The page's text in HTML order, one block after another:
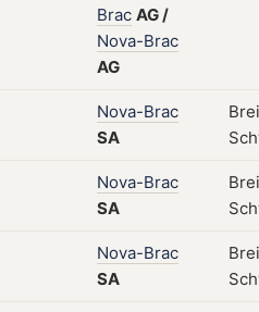
Brac AG/
Nova-Brac
AG
Nova-Brac
SA
Nova-Brac
SA
Nova-Brac
SA